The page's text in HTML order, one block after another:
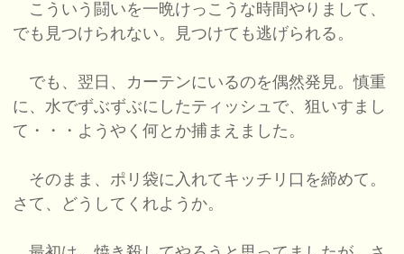
こういう闘いを一晩けっこうな時間やりまして、
でも見つけられない。見つけても逃げられる。
でも、翌日、カーテンにいるのを偶然発見。慎重
に、水でずぶずぶにしたティッシュで、狙いすまし
て・・・ようやく何とか捕まえました。
そのまま、ポリ袋に入れてキッチリ口を締めて。
さて、どうしてくれようか。